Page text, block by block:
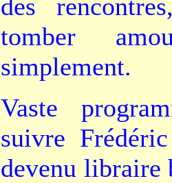
des
tomber
simplement.
Vaste
suivre
devenu libraire